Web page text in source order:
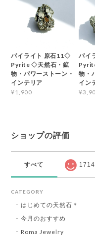
パイライト 原石11◇
Pyrite ◇天然石・鉱
物・パワーストーン・
インテリア
¥1,900
パイ
物・
イン
ショップの評価
すべて 1714
CATEGORY
はじめての天然石＊
今月のおすすめ
Roma Jewelry